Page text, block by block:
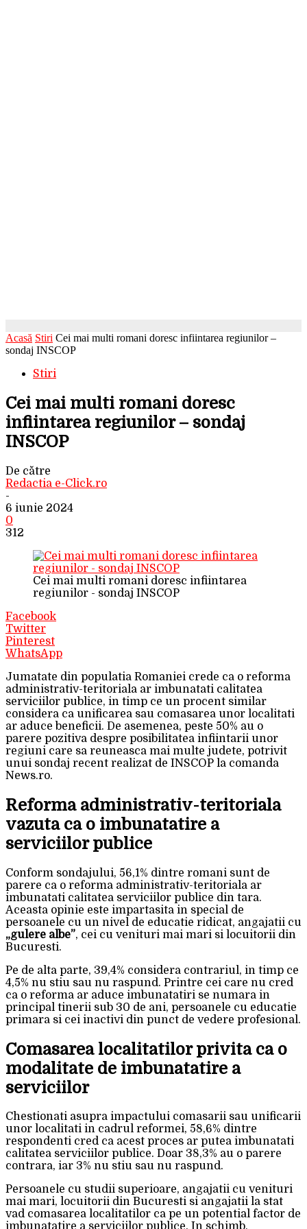
Acasă Stiri Cei mai multi romani doresc infiintarea regiunilor –
sondaj INSCOP
Stiri
Cei mai multi romani doresc
infiintarea regiunilor – sondaj
INSCOP
De către
Redactia e-Click.ro
-
6 iunie 2024
0
312
Cei mai multi romani doresc infiintarea
regiunilor - sondaj INSCOP
Facebook
Twitter
Pinterest
WhatsApp
Jumatate din populatia Romaniei crede ca o reforma
administrativ-teritoriala ar imbunatati calitatea
serviciilor publice, in timp ce un procent similar
considera ca unificarea sau comasarea unor localitati
ar aduce beneficii. De asemenea, peste 50% au o
parere pozitiva despre posibilitatea infiintarii unor
regiuni care sa reuneasca mai multe judete, potrivit
unui sondaj recent realizat de INSCOP la comanda
News.ro.
Reforma administrativ-teritoriala
vazuta ca o imbunatatire a
serviciilor publice
Conform sondajului, 56,1% dintre romani sunt de
parere ca o reforma administrativ-teritoriala ar
imbunatati calitatea serviciilor publice din tara.
Aceasta opinie este impartasita in special de
persoanele cu un nivel de educatie ridicat, angajatii cu
„gulere albe”, cei cu venituri mai mari si locuitorii din
Bucuresti.
Pe de alta parte, 39,4% considera contrariul, in timp ce
4,5% nu stiu sau nu raspund. Printre cei care nu cred
ca o reforma ar aduce imbunatatiri se numara in
principal tinerii sub 30 de ani, persoanele cu educatie
primara si cei inactivi din punct de vedere profesional.
Comasarea localitatilor privita ca o
modalitate de imbunatatire a
serviciilor
Chestionati asupra impactului comasarii sau unificarii
unor localitati in cadrul reformei, 58,6% dintre
respondenti cred ca acest proces ar putea imbunatati
calitatea serviciilor publice. Doar 38,3% au o parere
contrara, iar 3% nu stiu sau nu raspund.
Persoanele cu studii superioare, angajatii cu venituri
mai mari, locuitorii din Bucuresti si angajatii la stat
vad comasarea localitatilor ca pe un potential factor de